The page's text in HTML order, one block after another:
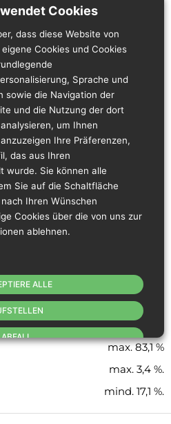
oder eine Bezugnahme
Truthahnkeule.
0,9 -1,2 kg.
Spuren von Knochen,
Sehnen und
chemischen Daten
max. 83,1 %
max. 3,4 %.
mind. 17,1 %.
Cookies
dass diese Website von
Cookies und Cookies
Sprache und
sowie die Navigation der
und die Nutzung der dort
um Ihnen
Ihre Präferenzen,
das aus Ihren
wurde. Sie können alle
Sie auf die Schaltfläche
Ihren Wünschen
Cookies über die von uns zur
ablehnen.
ALLE
ABFALL